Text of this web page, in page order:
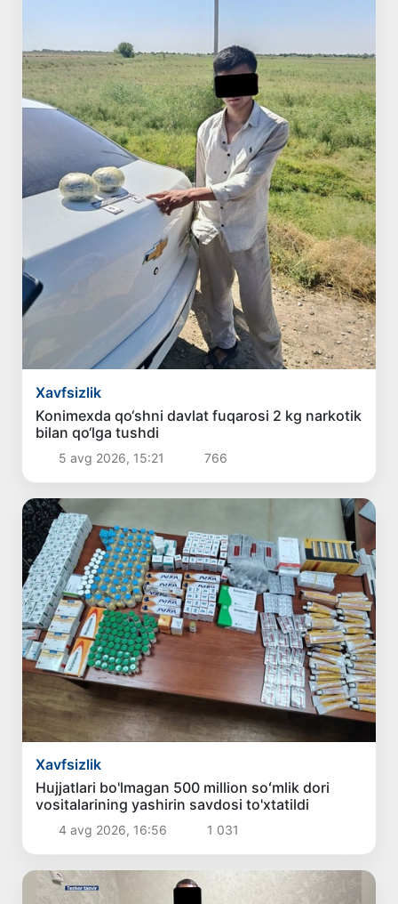
Xavfsizlik
Konimexda qo‘shni davlat fuqarosi 2 kg narkotik
bilan qo‘lga tushdi
5 avg 2026, 15:21 766
Xavfsizlik
Hujjatlari bo'lmagan 500 million soʻmlik dori
vositalarining yashirin savdosi to'xtatildi
4 avg 2026, 16:56 1 031